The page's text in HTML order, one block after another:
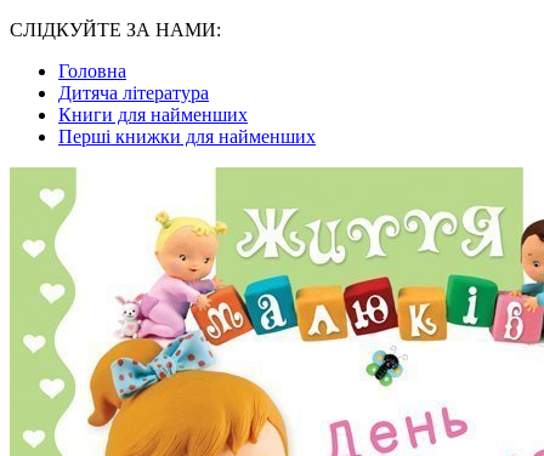
СЛІДКУЙТЕ ЗА НАМИ:
Головна
Дитяча література
Книги для найменших
Перші книжки для найменших